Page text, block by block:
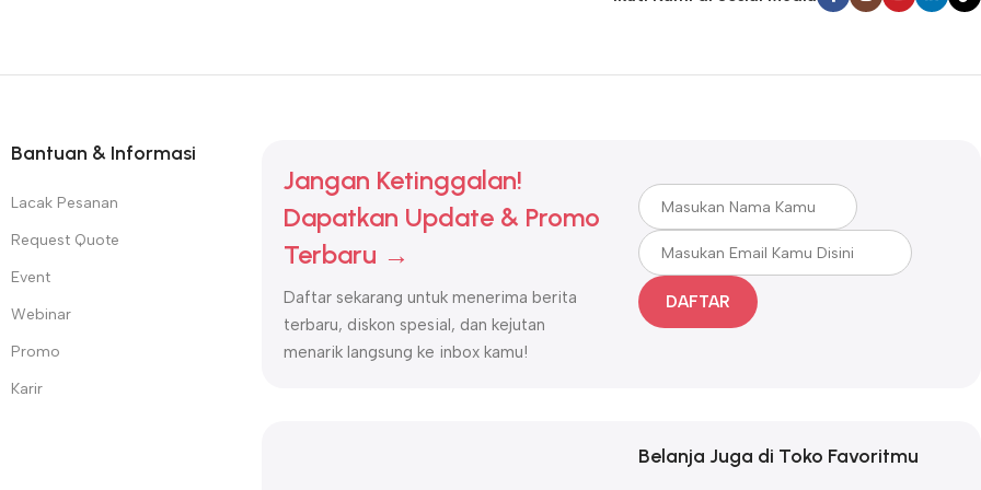
World selalu menghadirkan produk dengan
mendukung bisnis kecantikan Anda. Dengan Beauty World,kualitas, inovasi, dan kepercayaan menjadi prioritas utama.
kecantikan terpercaya untuk hasil optimal.
untuk berbagai kebutuhan kecantikan.
klinik kecantikan, dan salon di seluruh Indonesia.
perawatan kulit, wajah, dan tubuh.
Beauty World
Bantuan & Informasi
Lacak Pesanan
Request Quote
Event
Webinar
Promo
Karir
Jangan Ketinggalan!
Dapatkan Update & Promo
Terbaru →
Daftar sekarang untuk menerima berita
terbaru, diskon spesial, dan kejutan
menarik langsung ke inbox kamu!
DAFTAR
Belanja Juga di Toko Favoritmu